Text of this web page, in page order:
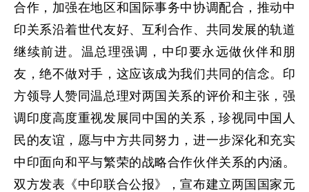
合作，加强在地区和国际事务中协调配合，推动中
印关系沿着世代友好、互利合作、共同发展的轨道
继续前进。温总理强调，中印要永远做伙伴和朋
友，绝不做对手，这应该成为我们共同的信念。印
方领导人赞同温总理对两国关系的评价和主张，强
调印度高度重视发展同中国的关系，珍视同中国人
民的友谊，愿与中方共同努力，进一步深化和充实
中印面向和平与繁荣的战略合作伙伴关系的内涵。
双方发表《中印联合公报》，宣布建立两国国家元